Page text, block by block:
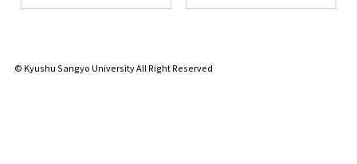
© Kyushu Sangyo University All Right Reserved